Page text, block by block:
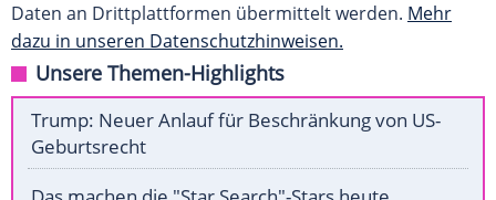
Daten an Drittplattformen übermittelt werden. Mehr
dazu in unseren Datenschutzhinweisen.
Unsere Themen-Highlights
Trump: Neuer Anlauf für Beschränkung von US-
Geburtsrecht